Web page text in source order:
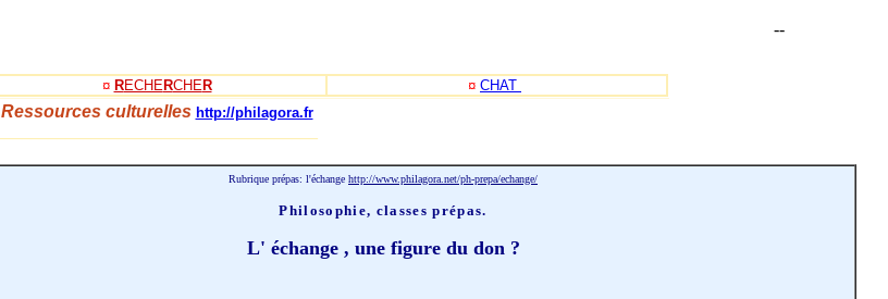
¤ RECHERCHER ¤ CHAT
--
Ressources culturelles http://philagora.fr
Rubrique prépas: l'échange http://www.philagora.net/ph-prepa/echange/
Philosophie, classes prépas.
L' échange , une figure du don ?